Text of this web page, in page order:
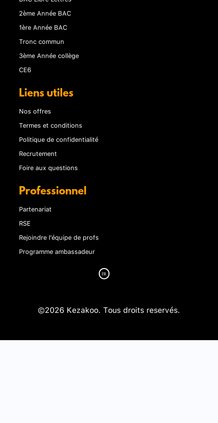
2ème Année BAC
1ère Année BAC
Tronc commun
3ème Année collège
CE6
Liens utiles
Nos offres
Termes et conditions
Politique de confidentialité
Recrutement
Foire aux questions
Professionnel
Partenariat
RSE
Rejoindre l'équipe de profs
Programme ambassadeur
©2026 Kezakoo. Tous droits reservés.